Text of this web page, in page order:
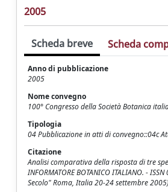
2005
Scheda breve Scheda
Anno di pubblicazione
2005
Nome convegno
100° Congresso della Società Botanica
Tipologia
04 Pubblicazione in atti di convegno::04c
Citazione
Analisi comparativa della risposta di tre
INFORMATORE BOTANICO ITALIANO. -
Secolo" Roma, Italia 20-24 settembre